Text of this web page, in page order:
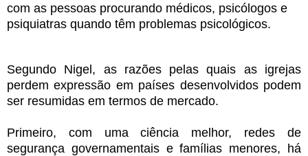
com as pessoas procurando médicos, psicólogos e
psiquiatras quando têm problemas psicológicos.
Segundo Nigel, as razões pelas quais as igrejas
perdem expressão em países desenvolvidos podem
ser resumidas em termos de mercado.
Primeiro, com uma ciência melhor, redes de
segurança governamentais e famílias menores, há